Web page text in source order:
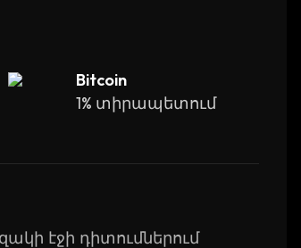
Bitcoin
1% տիրապետում
էջի դիտումներում